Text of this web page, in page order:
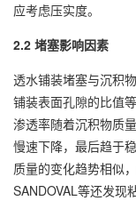
应考虑压实度。
2.2 堵塞影响因素
透水铺装堵塞与沉积
铺装表面孔隙的比值
渗透率随着沉积物质
慢速下降，最后趋于
质量的变化趋势相似
SANDOVAL等还发现